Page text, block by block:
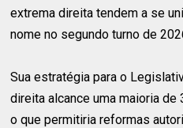
extrema direita tendem a se
nome no segundo turno de
Sua estratégia para o
direita alcance uma maioria de
o que permitiria reformas